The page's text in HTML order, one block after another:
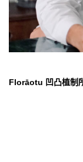
Florāotu 凹凸植制